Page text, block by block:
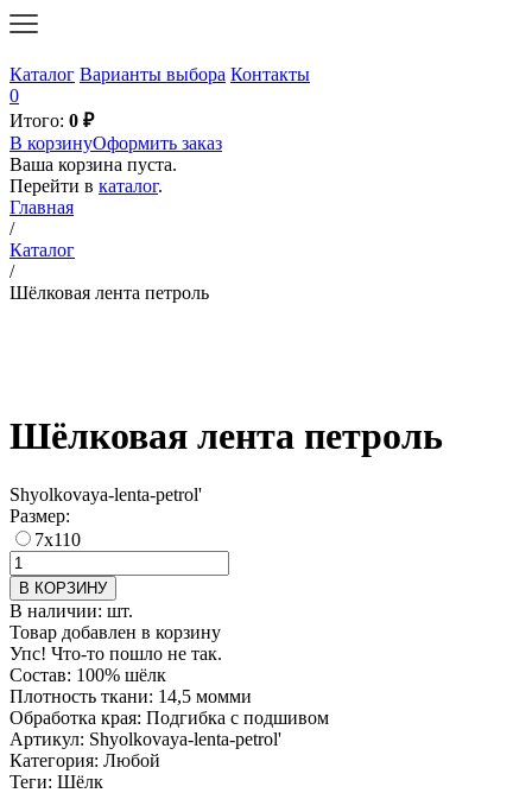
Каталог Варианты выбора Контакты
0
Итого: 0 ₽
В корзинуОформить заказ
Ваша корзина пуста.
Перейти в каталог.
Главная
/
Каталог
/
Шёлковая лента петроль
Шёлковая лента петроль
Shyolkovaya-lenta-petrol'
Размер:
7х110
В наличии: шт.
Товар добавлен в корзину
Упс! Что-то пошло не так.
Состав: 100% шёлк
Плотность ткани: 14,5 момми
Обработка края: Подгибка с подшивом
Артикул: Shyolkovaya-lenta-petrol'
Категория: Любой
Теги: Шёлк